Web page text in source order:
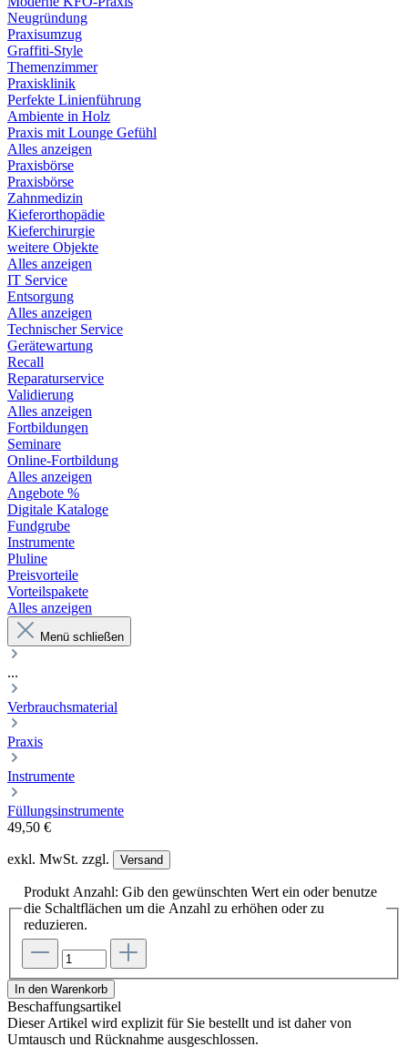
Neugründung
Praxisumzug
Graffiti-Style
Themenzimmer
Praxisklinik
Perfekte Linienführung
Ambiente in Holz
Praxis mit Lounge Gefühl
Alles anzeigen
Praxisbörse
Praxisbörse
Zahnmedizin
Kieferorthopädie
Kieferchirurgie
weitere Objekte
Alles anzeigen
IT Service
Entsorgung
Alles anzeigen
Technischer Service
Gerätewartung
Recall
Reparaturservice
Validierung
Alles anzeigen
Fortbildungen
Seminare
Online-Fortbildung
Alles anzeigen
Angebote %
Digitale Kataloge
Fundgrube
Instrumente
Pluline
Preisvorteile
Vorteilspakete
Alles anzeigen
Menü schließen
...
Verbrauchsmaterial
Praxis
Instrumente
Füllungsinstrumente
49,50 €
exkl. MwSt. zzgl. Versand
Produkt Anzahl: Gib den gewünschten Wert ein oder benutze
die Schaltflächen um die Anzahl zu erhöhen oder zu
reduzieren.
In den Warenkorb
Beschaffungsartikel
Dieser Artikel wird explizit für Sie bestellt und ist daher von
Umtausch und Rücknahme ausgeschlossen.